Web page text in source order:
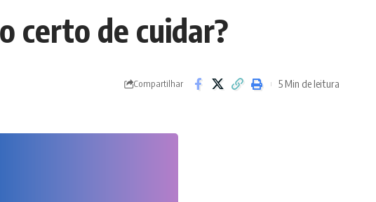
certo de cuidar?
Compartilhar 5 Min de leitura